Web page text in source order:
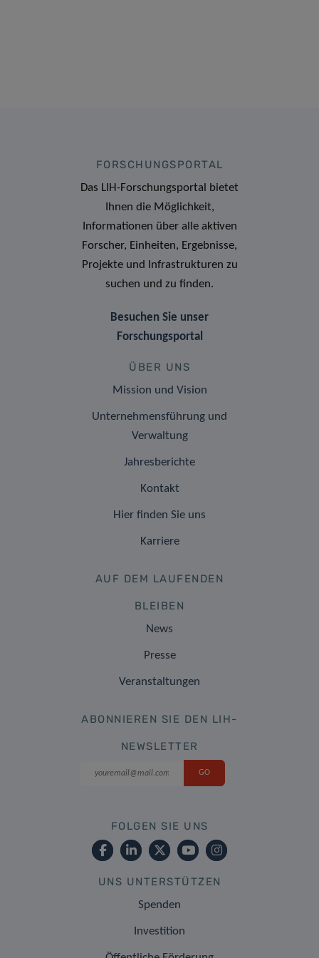
FORSCHUNGSPORTAL
Das LIH-Forschungsportal bietet
Ihnen die Möglichkeit,
Informationen über alle aktiven
Forscher, Einheiten, Ergebnisse,
Projekte und Infrastrukturen zu
suchen und zu finden.
Besuchen Sie unser
Forschungsportal
ÜBER UNS
Mission und Vision
Unternehmensführung und
Verwaltung
Jahresberichte
Kontakt
Hier finden Sie uns
Karriere
AUF DEM LAUFENDEN
BLEIBEN
News
Presse
Veranstaltungen
ABONNIEREN SIE DEN LIH-
NEWSLETTER
FOLGEN SIE UNS
UNS UNTERSTÜTZEN
Spenden
Investition